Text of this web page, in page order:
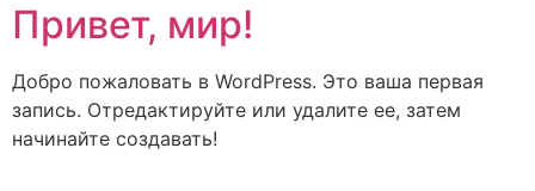
Привет, мир!
Добро пожаловать в WordPress. Это ваша первая
запись. Отредактируйте или удалите ее, затем
начинайте создавать!